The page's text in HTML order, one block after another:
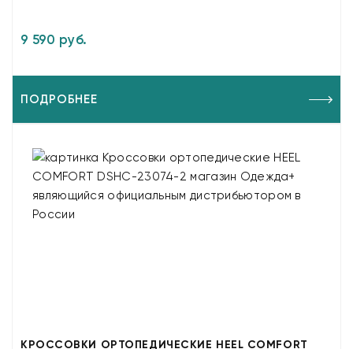
9 590 руб.
ПОДРОБНЕЕ
КРОССОВКИ ОРТОПЕДИЧЕСКИЕ HEEL COMFORT